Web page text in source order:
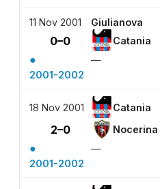
11 Nov 2001 Giulianova
0–0 Catania
●
—
2001-2002
18 Nov 2001 Catania
2–0 Nocerina
●
—
2001-2002